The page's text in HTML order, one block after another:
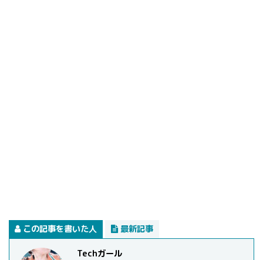
この記事を書いた人 最新記事
Techガール